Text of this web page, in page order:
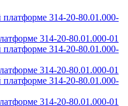
314-20-80.01.000-01
314-20-80.01.000-01
314-20-80.01.000-01